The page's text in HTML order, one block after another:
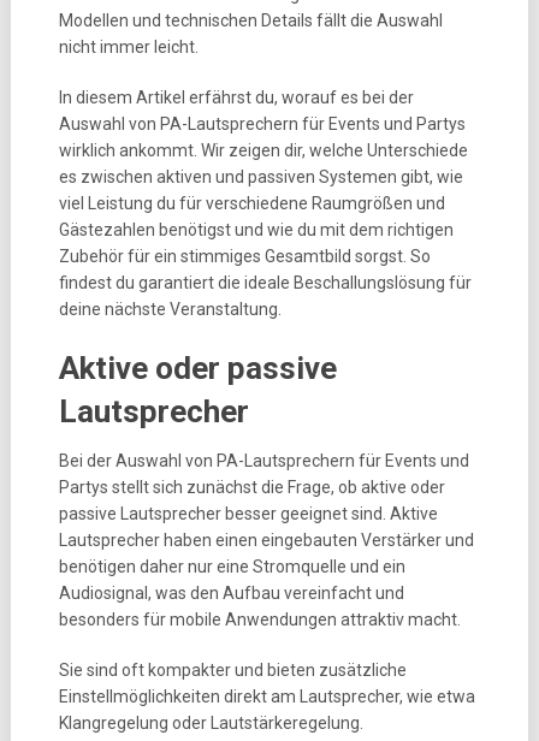
Modellen und technischen Details fällt die Auswahl
nicht immer leicht.
In diesem Artikel erfährst du, worauf es bei der
Auswahl von PA-Lautsprechern für Events und Partys
wirklich ankommt. Wir zeigen dir, welche Unterschiede
es zwischen aktiven und passiven Systemen gibt, wie
viel Leistung du für verschiedene Raumgrößen und
Gästezahlen benötigst und wie du mit dem richtigen
Zubehör für ein stimmiges Gesamtbild sorgst. So
findest du garantiert die ideale Beschallungslösung für
deine nächste Veranstaltung.
Aktive oder passive
Lautsprecher
Bei der Auswahl von PA-Lautsprechern für Events und
Partys stellt sich zunächst die Frage, ob aktive oder
passive Lautsprecher besser geeignet sind. Aktive
Lautsprecher haben einen eingebauten Verstärker und
benötigen daher nur eine Stromquelle und ein
Audiosignal, was den Aufbau vereinfacht und
besonders für mobile Anwendungen attraktiv macht.
Sie sind oft kompakter und bieten zusätzliche
Einstellmöglichkeiten direkt am Lautsprecher, wie etwa
Klangregelung oder Lautstärkeregelung.